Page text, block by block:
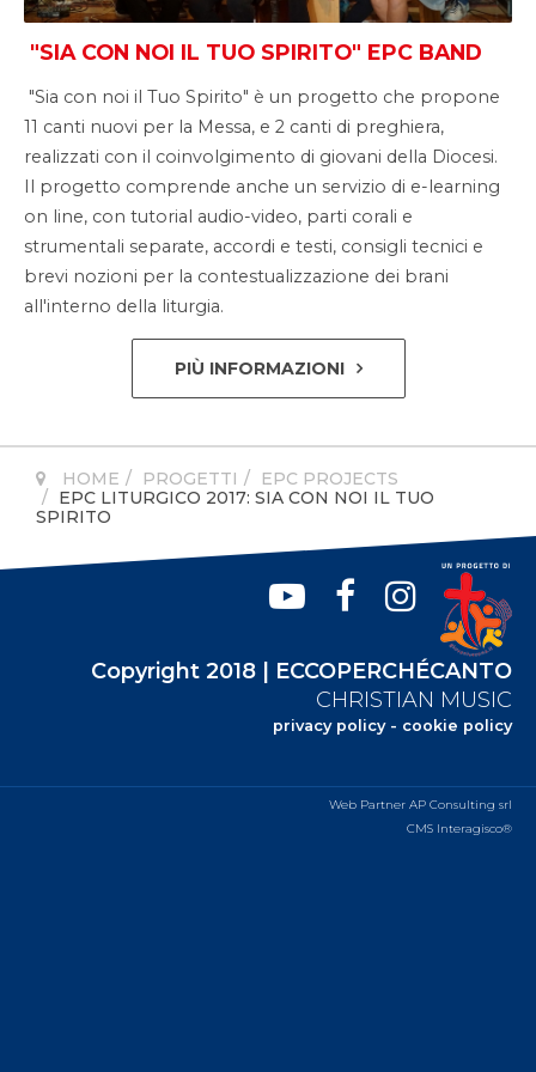
"SIA CON NOI IL TUO SPIRITO" EPC BAND
"Sia con noi il Tuo Spirito" è un progetto che propone
11 canti nuovi per la Messa, e 2 canti di preghiera,
realizzati con il coinvolgimento di giovani della Diocesi.
Il progetto comprende anche un servizio di e-learning
on line, con tutorial audio-video, parti corali e
strumentali separate, accordi e testi, consigli tecnici e
brevi nozioni per la contestualizzazione dei brani
all'interno della liturgia.
PIÙ INFORMAZIONI
HOME PROGETTI
EPC PROJECTS
EPC LITURGICO 2017: SIA CON NOI IL TUO
SPIRITO
Copyright 2018 | ECCOPERCHÉCANTO
CHRISTIAN MUSIC
privacy policy- cookie policy
Web Partner AP Consulting srl
CMS Interagisco®